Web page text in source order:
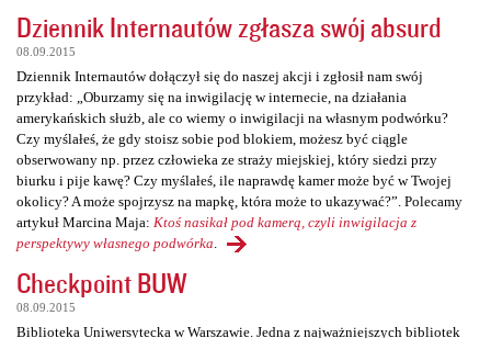
Dziennik Internautów zgłasza swój absurd
08.09.2015
Dziennik Internautów dołączył się do naszej akcji i zgłosił nam swój
przykład: „Oburzamy się na inwigilację w internecie, na działania
amerykańskich służb, ale co wiemy o inwigilacji na własnym podwórku?
Czy myślałeś, że gdy stoisz sobie pod blokiem, możesz być ciągle
obserwowany np. przez człowieka ze straży miejskiej, który siedzi przy
biurku i pije kawę? Czy myślałeś, ile naprawdę kamer może być w Twojej
okolicy? A może spojrzysz na mapkę, która może to ukazywać?”. Polecamy
artykuł Marcina Maja: Ktoś nasikał pod kamerą, czyli inwigilacja z
perspektywy własnego podwórka
Checkpoint BUW
08.09.2015
Biblioteka Uniwersytecka w Warszawie. Jedna z najważniejszych bibliotek